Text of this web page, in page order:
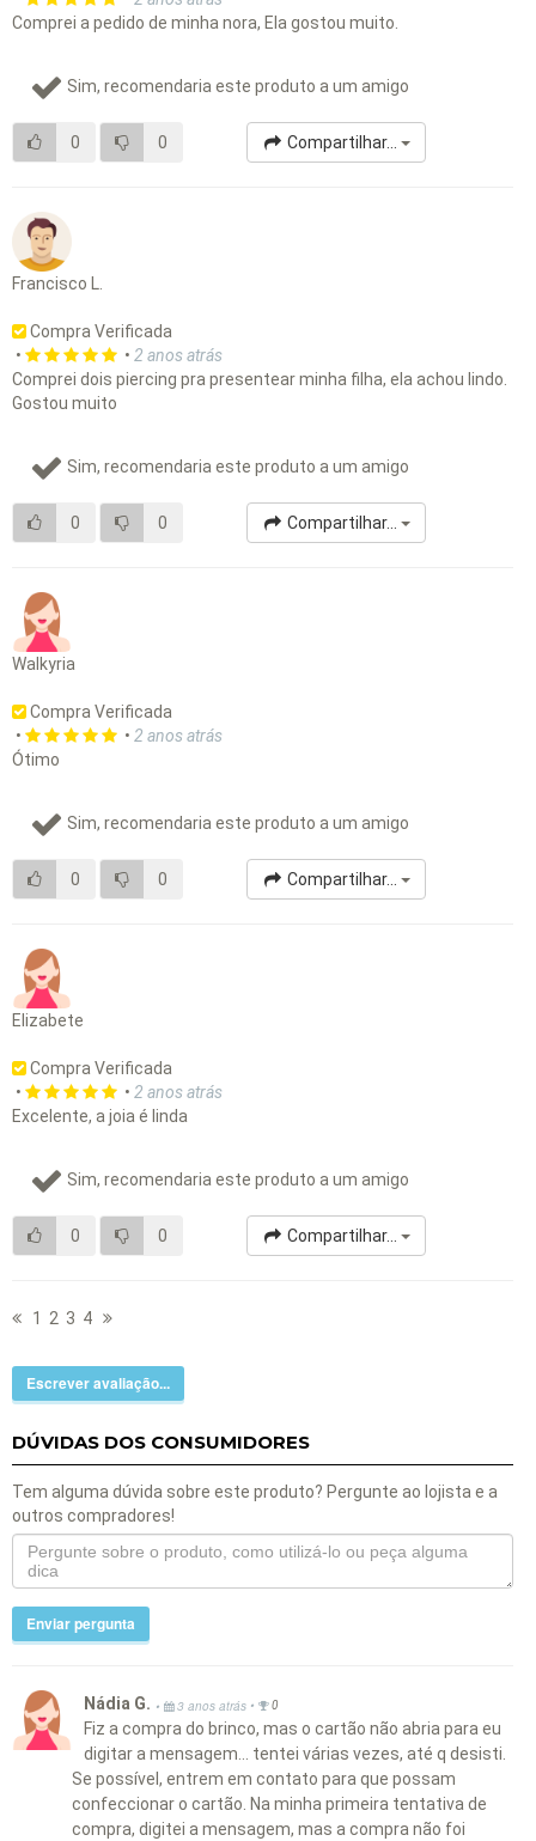
Comprei a pedido de minha nora, Ela gostou muito.
Sim, recomendaria este produto a um amigo
0 0 Compartilhar...
Francisco L.
Compra Verificada
•
• 2 anos atrás
Comprei dois piercing pra presentear minha filha, ela achou lindo.
Gostou muito
Sim, recomendaria este produto a um amigo
0 0 Compartilhar...
Walkyria
Compra Verificada
•
• 2 anos atrás
Ótimo
Sim, recomendaria este produto a um amigo
0 0 Compartilhar...
Elizabete
Compra Verificada
•
• 2 anos atrás
Excelente, a joia é linda
Sim, recomendaria este produto a um amigo
0 0 Compartilhar...
1 2 3 4
Escrever avaliação...
DÚVIDAS DOS CONSUMIDORES
Tem alguma dúvida sobre este produto? Pergunte ao lojista e a
outros compradores!
Enviar pergunta
Nádia G. • 3 anos atrás • 0
Fiz a compra do brinco, mas o cartão não abria para eu
digitar a mensagem... tentei várias vezes, até q desisti.
Se possível, entrem em contato para que possam
confeccionar o cartão. Na minha primeira tentativa de
compra, digitei a mensagem, mas a compra não foi